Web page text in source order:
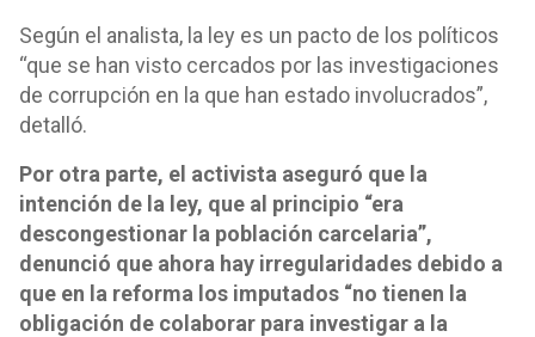
Según el analista, la ley es un pacto de los políticos
“que se han visto cercados por las investigaciones
de corrupción en la que han estado involucrados”,
detalló.
Por otra parte, el activista aseguró que la
intención de la ley, que al principio “era
descongestionar la población carcelaria”,
denunció que ahora hay irregularidades debido a
que en la reforma los imputados “no tienen la
obligación de colaborar para investigar a la